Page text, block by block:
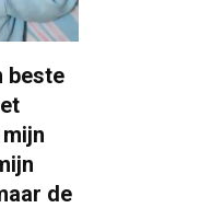
beste
de